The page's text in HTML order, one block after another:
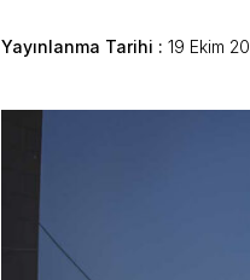
Yayınlanma Tarihi : 19 Ekim